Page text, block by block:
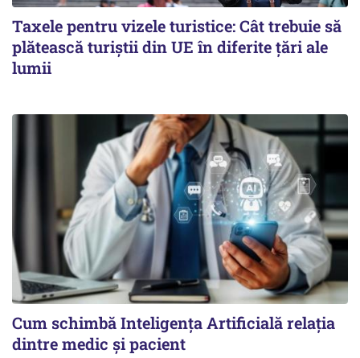
Taxele pentru vizele turistice: Cât trebuie să
plătească turiștii din UE în diferite țări ale
lumii
Cum schimbă Inteligența Artificială relația
dintre medic și pacient